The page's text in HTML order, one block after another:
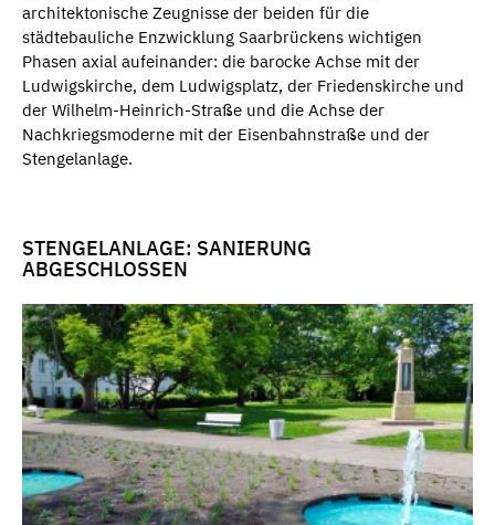
architektonische Zeugnisse der beiden für die
städtebauliche Enzwicklung Saarbrückens wichtigen
Phasen axial aufeinander: die barocke Achse mit der
Ludwigskirche, dem Ludwigsplatz, der Friedenskirche und
der Wilhelm-Heinrich-Straße und die Achse der
Nachkriegsmoderne mit der Eisenbahnstraße und der
Stengelanlage.
STENGELANLAGE: SANIERUNG
ABGESCHLOSSEN